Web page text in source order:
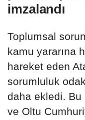
imzalandı
Toplumsal
kamu yararına
hareket eden
sorumluluk
daha ekledi. Bu
ve Oltu